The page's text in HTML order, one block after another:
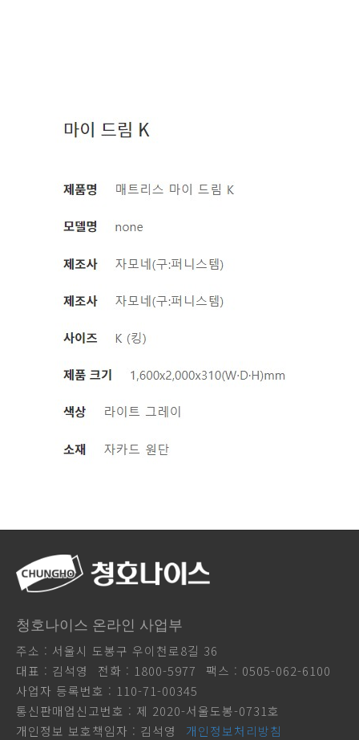
청호나이스 온라인 사업부
주소 : 서울시 도봉구 우이천로8길 36
대표 : 김석영
전화 : 1800-5977
팩스 : 0505-062-6100
사업자 등록번호 : 110-71-00345
통신판매업신고번호 : 제 2020-서울도봉-0731호
개인정보 보호책임자 : 김석영
개인정보처리방침